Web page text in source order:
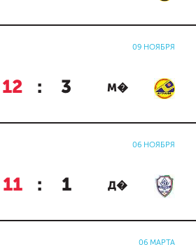
09 НОЯБРЯ
12 : 3 М�
06 НОЯБРЯ
11 : 1 Д�
06 МАРТА